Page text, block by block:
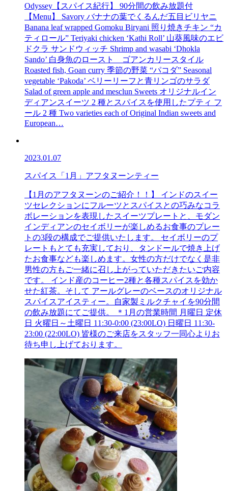
Odyssey【スパイス紀行】 90分間の飲み放題付
【Menu】 Savory バナナの葉でくるんだ五目ビリヤニ
Banana leaf wrapped Gomoku Biryani 照り焼きチキン “カ
ティロール” Teriyaki chicken ‘Kathi Roll’ 山葵風味のエビ
ドクラ サンドウィッチ Shrimp and wasabi ‘Dhokla
Sando’ 白身魚のロースト ゴアンカリースタイル
Roasted fish, Goan curry 季節の野菜 “パコダ” Seasonal
vegetable ‘Pakoda’ ベリーリーフと青リンゴのサラダ
Salad of green apple and mesclun Sweets オリジナルイン
ディアンスイーツ 2 種とスパイスを使用したプティ フ
ール 2 種 Two varieties each of Original Indian sweets and
European…
2023.01.07
スパイス「1月」アフタヌーンティー
【1月のアフタヌーンのご紹介！！】 インドのスイー
ツセレクションにフルーツとスパイスとの巧みなコラ
ボレーションを表現したスイーツプレートと、モダン
インディアンのセイボリーが楽しめるお食事のプレー
トの3段の構成でご提供いたします。 セイボリーのプ
レートもとても充実しており、タンドールで焼き上げ
たお食事なども楽しめます。女性の方だけでなく是非
男性の方もご一緒に召し上がっていただきたいご内容
です。 インド産のコーヒー2種と各種スパイスを効か
せた紅茶。そして アールグレーのベースのオリジナル
スパイスアイスティー。自家製ミルクチャイを90分間
の飲み放題にてご提供。 ＊1月の営業時間 月曜日 定休
日 火曜日～土曜日 11:30-0:00 (23:00LO) 日曜日 11:30-
23:00 (22:00LO) 皆様のご来店をスタッフ一同心よりお
待ち申し上げております。